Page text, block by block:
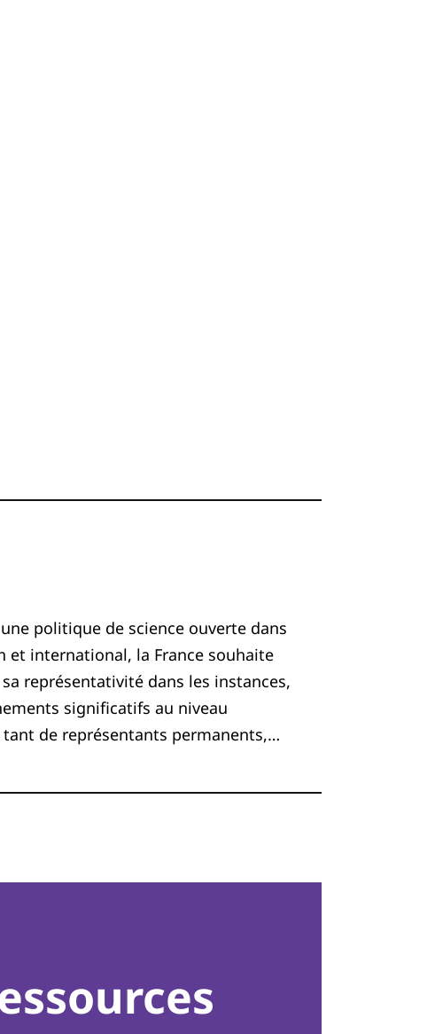
politique de science ouverte dans
et international, la France souhaite
représentativité dans les instances,
significatifs au niveau
de représentants permanents,…